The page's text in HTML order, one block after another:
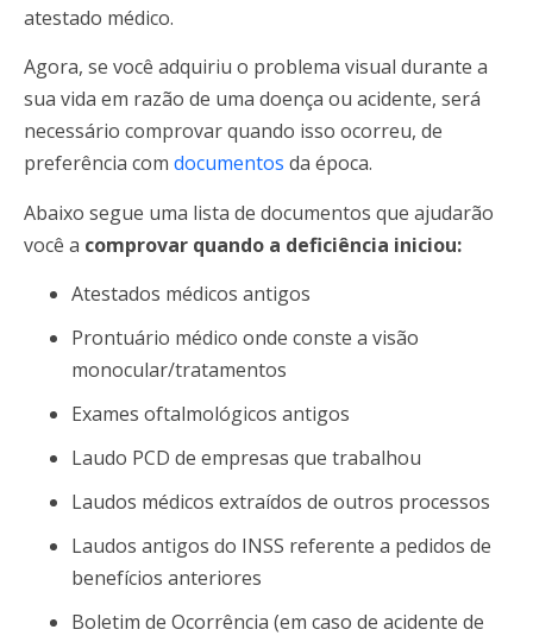
atestado médico.
Agora, se você adquiriu o problema visual durante a
sua vida em razão de uma doença ou acidente, será
necessário comprovar quando isso ocorreu, de
preferência com documentos da época.
Abaixo segue uma lista de documentos que ajudarão
você a comprovar quando a deficiência iniciou:
Atestados médicos antigos
Prontuário médico onde conste a visão
monocular/tratamentos
Exames oftalmológicos antigos
Laudo PCD de empresas que trabalhou
Laudos médicos extraídos de outros processos
Laudos antigos do INSS referente a pedidos de
benefícios anteriores
Boletim de Ocorrência (em caso de acidente de